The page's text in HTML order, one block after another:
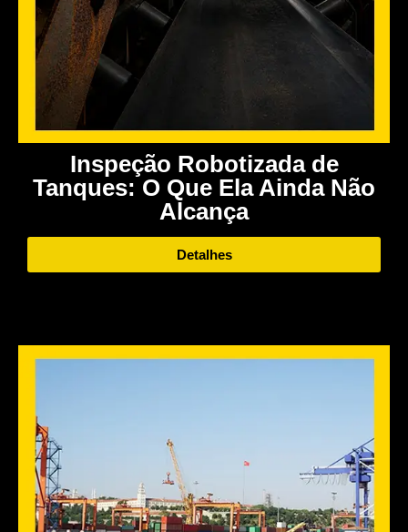
Inspeção Robotizada de
Tanques: O Que Ela Ainda Não
Alcança
Detalhes